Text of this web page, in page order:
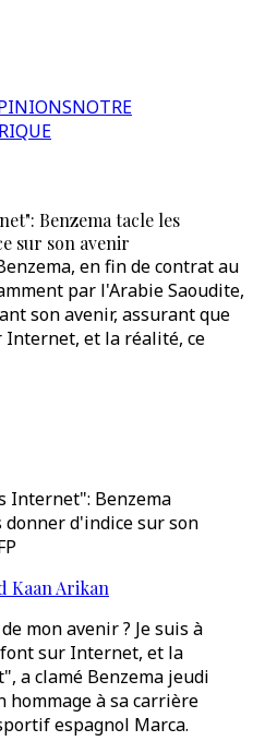
NOTRE
Benzema tacle les
sur son avenir
en fin de contrat au
par l'Arabie Saoudite,
son avenir, assurant que
et la réalité, ce
Internet": Benzema
d'indice sur son
Kaan Arikan
mon avenir ? Je suis à
sur Internet, et la
a clamé Benzema jeudi
hommage à sa carrière
espagnol Marca.